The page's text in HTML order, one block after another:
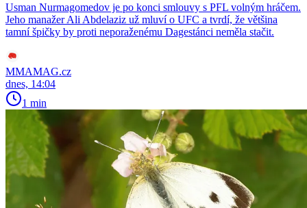
Usman Nurmagomedov je po konci smlouvy s PFL volným hráčem.
Jeho manažer Ali Abdelaziz už mluví o UFC a tvrdí, že většina
tamní špičky by proti neporaženému Dagestánci neměla stačit.
MMAMAG.cz
dnes, 14:04
1 min